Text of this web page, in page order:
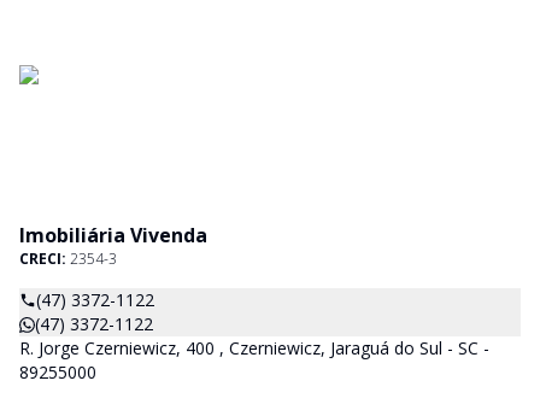
Imobiliária Vivenda
CRECI: 2354-3
(47) 3372-1122
(47) 3372-1122
R. Jorge Czerniewicz, 400 , Czerniewicz, Jaraguá do Sul - SC -
89255000